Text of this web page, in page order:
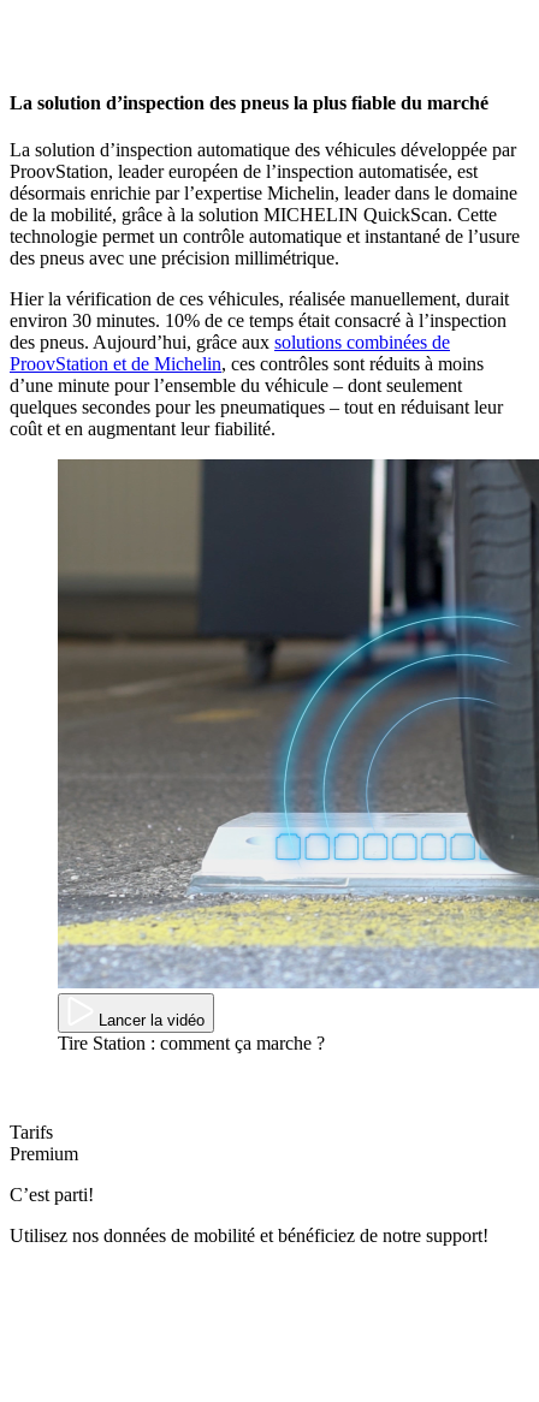
La solution d’inspection des pneus la plus fiable du marché
La solution d’inspection automatique des véhicules développée par
ProovStation, leader européen de l’inspection automatisée, est
désormais enrichie par l’expertise Michelin, leader dans le domaine
de la mobilité, grâce à la solution MICHELIN QuickScan. Cette
technologie permet un contrôle automatique et instantané de l’usure
des pneus avec une précision millimétrique.
Hier la vérification de ces véhicules, réalisée manuellement, durait
environ 30 minutes. 10% de ce temps était consacré à l’inspection
des pneus. Aujourd’hui, grâce aux solutions combinées de
ProovStation et de Michelin, ces contrôles sont réduits à moins
d’une minute pour l’ensemble du véhicule – dont seulement
quelques secondes pour les pneumatiques – tout en réduisant leur
coût et en augmentant leur fiabilité.
Lancer la vidéo
Tire Station : comment ça marche ?
Tarifs
Premium
C’est parti!
Utilisez nos données de mobilité et bénéficiez de notre support!